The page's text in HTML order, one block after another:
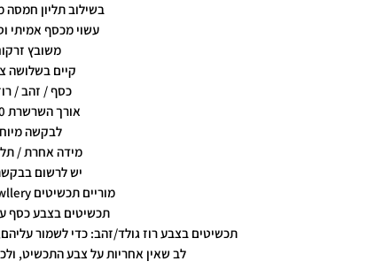
בשילוב תליון חמסה
עשוי מכסף אמיתי
משובץ
קיים בשלושה
כסף / זהב /
אורך השרשרת 60 ס"מ
לבקשה
מידה אחרת /
יש לרשום
מוריים תכשיטים moriyam jewllery
תכשיטים בצבע כסף
תכשיטים בצבע רוז גולד/זהב: כדי לשמור
לב שאין אחריות על צבע התכשיט,